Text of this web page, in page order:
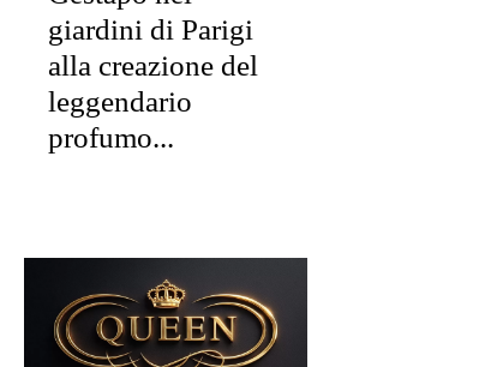
giardini di Parigi
alla creazione del
leggendario
profumo...